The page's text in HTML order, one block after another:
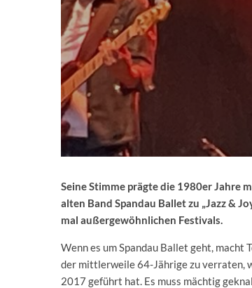
Seine Stimme prägte die 1980er Jahre
alten Band Spandau Ballet zu „Jazz &
mal außergewöhnlichen Festivals.
Wenn es um Spandau Ballet geht,
der mittlerweile 64-Jährige zu verraten,
2017 geführt hat. Es muss mächtig